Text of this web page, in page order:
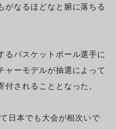
がなるほどなと腑に落ちる
るバスケットボール選手に
ャーモデルが抽選によって
されることとなった。
日本でも大会が相次いで